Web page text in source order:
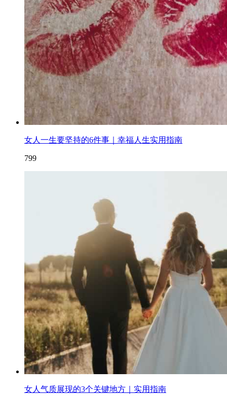
女人一生要坚持的6件事｜幸福人生实用指南
799
女人气质展现的3个关键地方｜实用指南